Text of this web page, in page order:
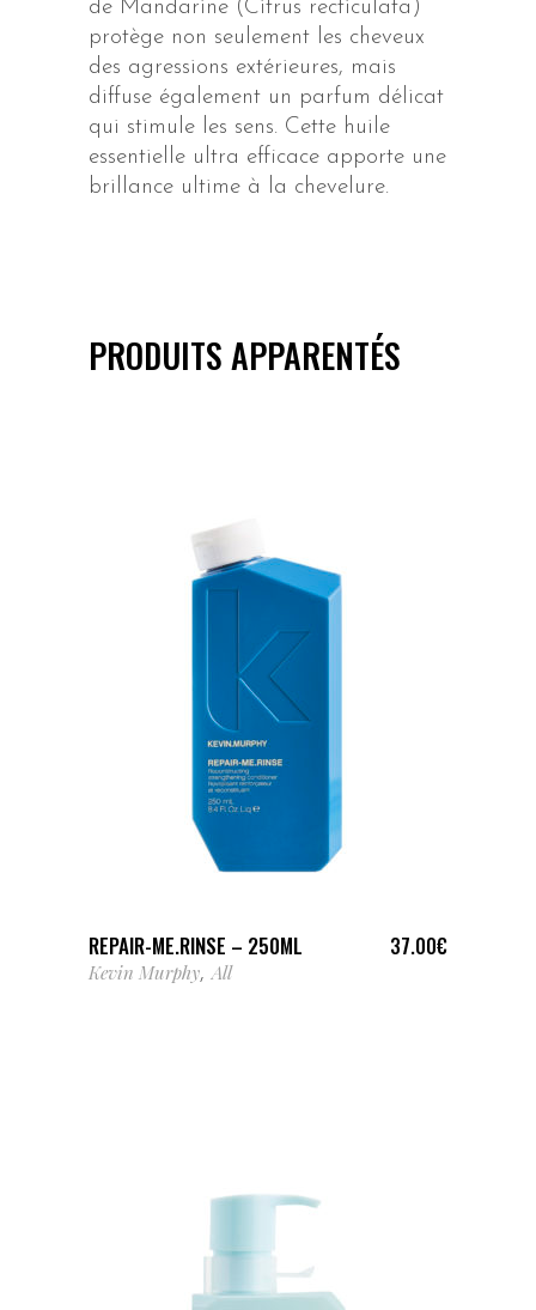
de Mandarine (Citrus recticulata)
protège non seulement les cheveux
des agressions extérieures, mais
diffuse également un parfum délicat
qui stimule les sens. Cette huile
essentielle ultra efficace apporte une
brillance ultime à la chevelure.
PRODUITS APPARENTÉS
AJOUTER AU PANIER
REPAIR-ME.RINSE – 250ML 37.00€
Kevin Murphy,All